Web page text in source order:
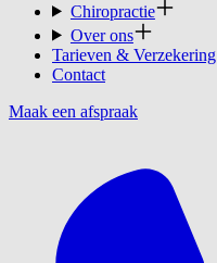
Chiropractie
Over ons
Tarieven & Verzekering
Contact
Maak een afspraak